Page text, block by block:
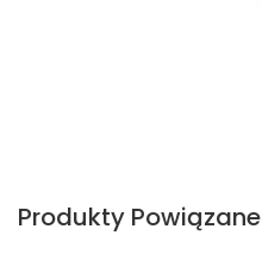
Produkty Powiązane